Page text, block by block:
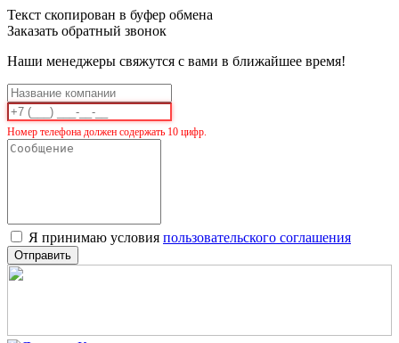
Текст скопирован в буфер обмена
Заказать обратный звонок
Наши менеджеры свяжутся с вами в ближайшее время!
Номер телефона должен содержать 10 цифр.
Я принимаю условия пользовательского соглашения
Отправить